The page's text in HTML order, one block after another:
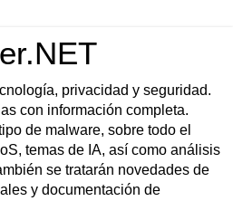
privacidad y seguridad.
con información completa.
de malware, sobre todo el
temas de IA, así como análisis
se tratarán novedades de
y documentación de